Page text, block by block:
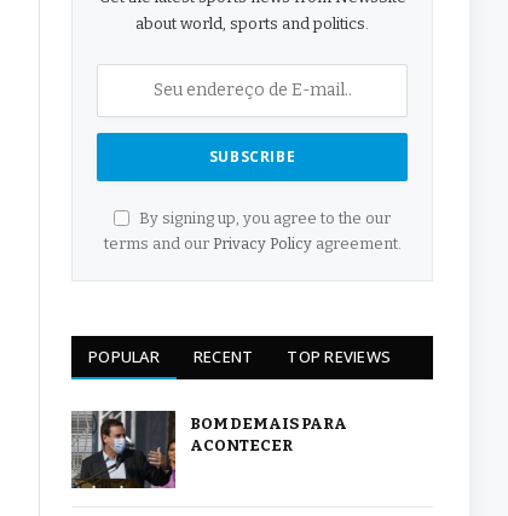
about world, sports and politics.
By signing up, you agree to the our
terms and our Privacy Policyagreement.
POPULAR RECENT TOP REVIEWS
BOM DEMAIS PARA
ACONTECER